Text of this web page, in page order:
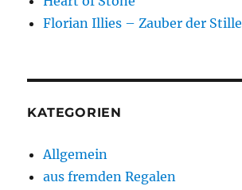
Florian Illies – Zauber der Stille
KATEGORIEN
Allgemein
aus fremden Regalen